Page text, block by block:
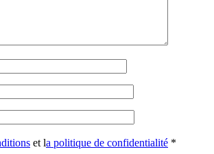
et la politique de confidentialité *